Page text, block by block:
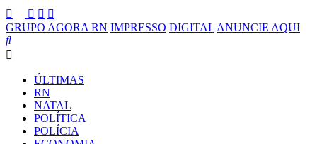
GRUPO AGORA RN IMPRESSO DIGITAL ANUNCIE AQUI
ÚLTIMAS
RN
NATAL
POLÍTICA
POLÍCIA